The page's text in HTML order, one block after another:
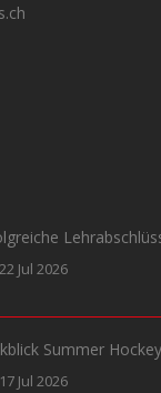
22 Jul 2026
Summer
17 Jul 2026